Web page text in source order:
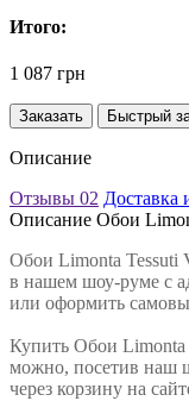
Итого:
1 087 грн
Заказать Быстрый
Описание
Отзывы 02 Доставка
Описание Обои
Обои Limonta Tessuti
в нашем шоу-руме с
или оформить
Купить Обои Limonta
можно, посетив наш
через корзину на